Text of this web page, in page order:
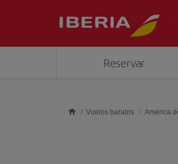
Reservar
Vuelos baratos América